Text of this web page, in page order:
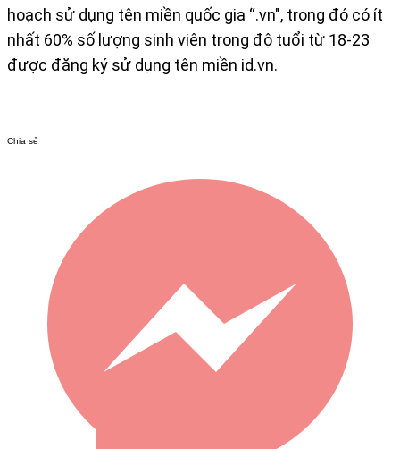
hoạch sử dụng tên miền quốc gia “.vn", trong đó có ít
nhất 60% số lượng sinh viên trong độ tuổi từ 18-23
được đăng ký sử dụng tên miền id.vn.
Chia sẻ